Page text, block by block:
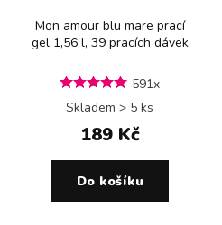
Mon amour blu mare prací
gel 1,56 l, 39 pracích dávek
591x
Skladem > 5 ks
189 Kč
Do košíku